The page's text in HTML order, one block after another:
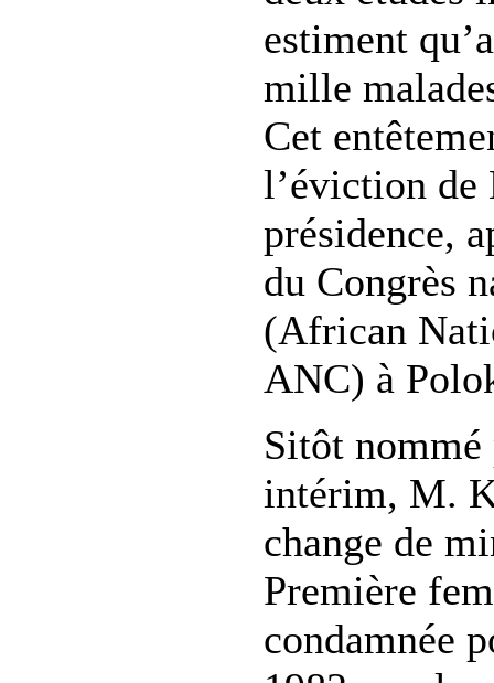
estiment
mille
Cet
l’éviction
présidence,
du Congrès
(African
ANC) à
Sitôt nommé
intérim, M.
change de
Première
condamnée